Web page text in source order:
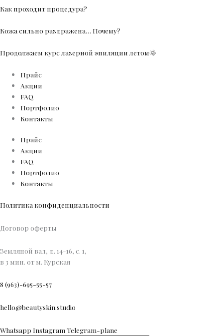
Как проходит процедура?
Кожа сильно раздражена… Почему?
Продолжаем курс лазерной эпиляции летом🌞
Прайс
Акции
FAQ
Портфолио
Контакты
Прайс
Акции
FAQ
Портфолио
Контакты
Политика конфиденциальности
Договор оферты
Земляной вал, д. 14-16, с. 1,
в 3 мин. от м. Курская
8 (963)-695-55-57
hello@beautyskin.studio
Whatsapp Instagram Telegram-plane